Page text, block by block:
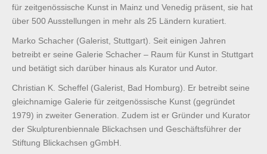
für zeitgenössische Kunst in Mainz und Venedig präsent, sie hat
über 500 Ausstellungen in mehr als 25 Ländern kuratiert.
Marko Schacher (Galerist, Stuttgart). Seit einigen Jahren
betreibt er seine Galerie Schacher – Raum für Kunst in Stuttgart
und betätigt sich darüber hinaus als Kurator und Autor.
Christian K. Scheffel (Galerist, Bad Homburg). Er betreibt seine
gleichnamige Galerie für zeitgenössische Kunst (gegründet
1979) in zweiter Generation. Zudem ist er Gründer und Kurator
der Skulpturenbiennale Blickachsen und Geschäftsführer der
Stiftung Blickachsen gGmbH.